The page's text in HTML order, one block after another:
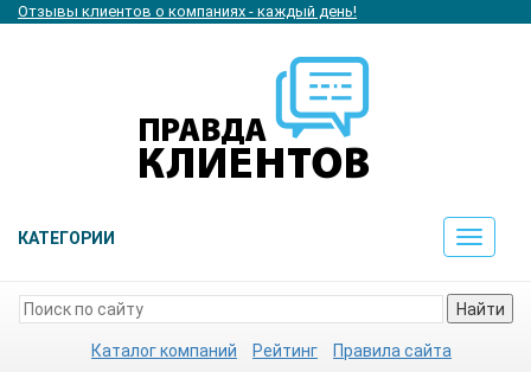
Отзывы клиентов о компаниях - каждый день!
КАТЕГОРИИ
Toggle
Найти
Каталог компаний Рейтинг Правила сайта